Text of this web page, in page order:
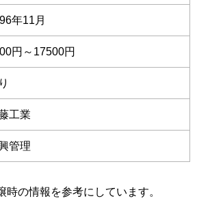
年11月
円～17500円
工業
管理
の情報を参考にしています。